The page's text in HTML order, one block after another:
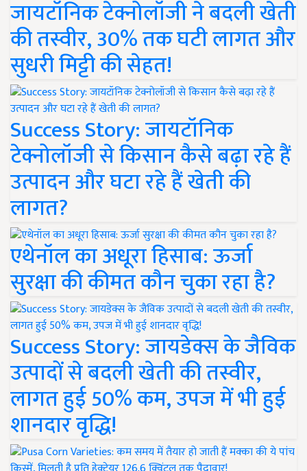
जायटॉनिक टेक्नोलॉजी ने बदली खेती
की तस्वीर, 30% तक घटी लागत और
सुधरी मिट्टी की सेहत!
Success Story: जायटॉनिक
टेक्नोलॉजी से किसान कैसे बढ़ा रहे हैं
उत्पादन और घटा रहे हैं खेती की
लागत?
एथेनॉल का अधूरा हिसाब: ऊर्जा
सुरक्षा की कीमत कौन चुका रहा है?
Success Story: जायडेक्स के जैविक
उत्पादों से बदली खेती की तस्वीर,
लागत हुई 50% कम, उपज में भी हुई
शानदार वृद्धि!